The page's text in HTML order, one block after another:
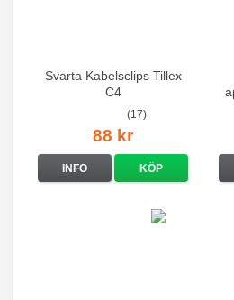
Svarta Kabelsclips Tillex
C4
(17)
88 kr
INFO KÖP